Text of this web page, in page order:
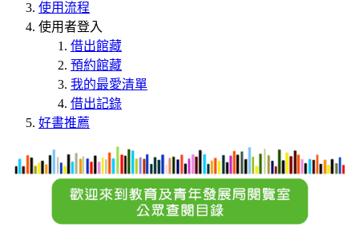
使用流程
使用者登入
借出館藏
預約館藏
我的最愛清單
借出記錄
好書推薦